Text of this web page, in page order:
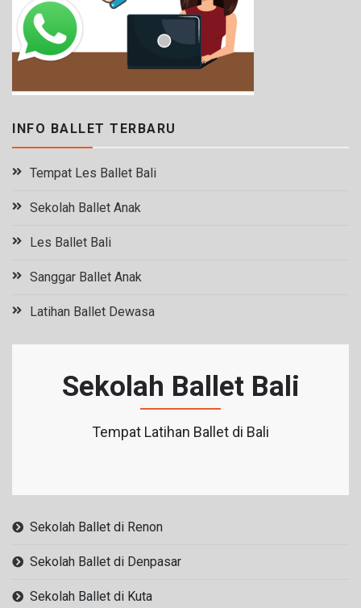
INFO BALLET TERBARU
Tempat Les Ballet Bali
Sekolah Ballet Anak
Les Ballet Bali
Sanggar Ballet Anak
Latihan Ballet Dewasa
Sekolah Ballet Bali
Tempat Latihan Ballet di Bali
Sekolah Ballet di Renon
Sekolah Ballet di Denpasar
Sekolah Ballet di Kuta